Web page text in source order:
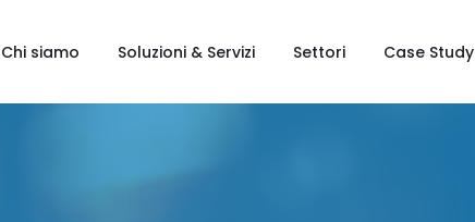
Chi siamo Soluzioni & Servizi Settori Case Study